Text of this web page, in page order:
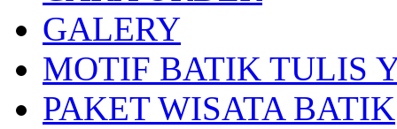
GALERY
MOTIF BATIK TULIS
PAKET WISATA BATIK